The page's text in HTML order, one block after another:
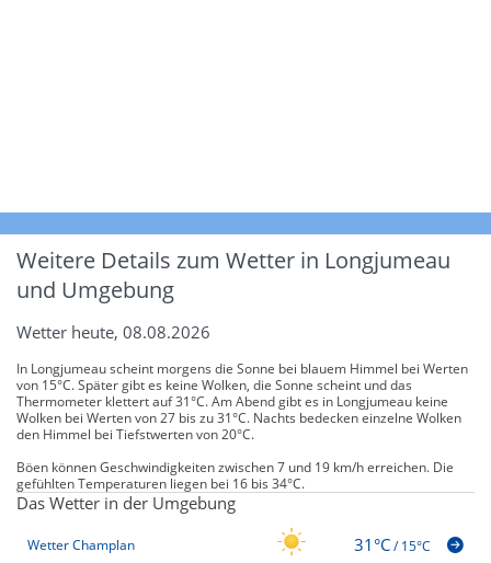
Weitere Details zum Wetter in Longjumeau
und Umgebung
Wetter heute, 08.08.2026
In Longjumeau scheint morgens die Sonne bei blauem Himmel bei Werten
von 15°C. Später gibt es keine Wolken, die Sonne scheint und das
Thermometer klettert auf 31°C. Am Abend gibt es in Longjumeau keine
Wolken bei Werten von 27 bis zu 31°C. Nachts bedecken einzelne Wolken
den Himmel bei Tiefstwerten von 20°C.
Böen können Geschwindigkeiten zwischen 7 und 19 km/h erreichen. Die
gefühlten Temperaturen liegen bei 16 bis 34°C.
Das Wetter in der Umgebung
Wetter Champlan 31°C/15°C